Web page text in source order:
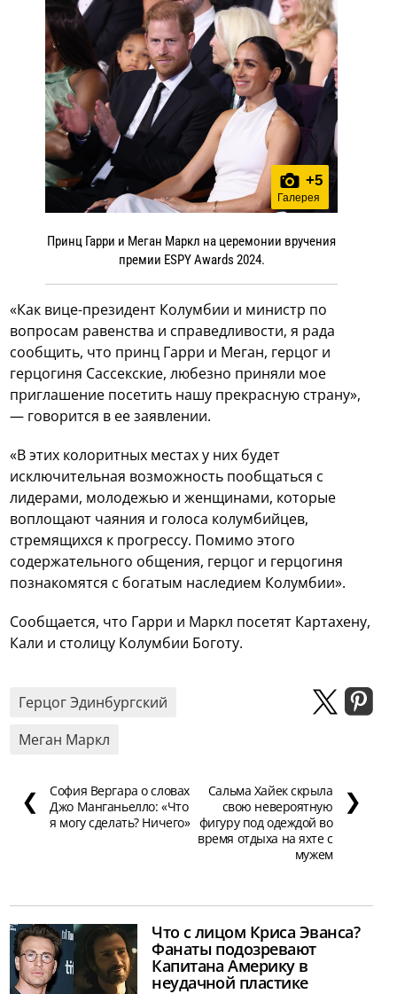
+5
Галерея
Принц Гарри и Меган Маркл на церемонии вручения
премии ESPY Awards 2024.
«Как вице-президент Колумбии и министр по
вопросам равенства и справедливости, я рада
сообщить, что принц Гарри и Меган, герцог и
герцогиня Сассекские, любезно приняли мое
приглашение посетить нашу прекрасную страну»,
— говорится в ее заявлении.
«В этих колоритных местах у них будет
исключительная возможность пообщаться с
лидерами, молодежью и женщинами, которые
воплощают чаяния и голоса колумбийцев,
стремящихся к прогрессу. Помимо этого
содержательного общения, герцог и герцогиня
познакомятся с богатым наследием Колумбии».
Сообщается, что Гарри и Маркл посетят Картахену,
Кали и столицу Колумбии Боготу.
Герцог Эдинбургский
Меган Маркл
❮
София Вергара о словах
Джо Манганьелло: «Что
я могу сделать? Ничего»
Сальма Хайек скрыла
свою невероятную
фигуру под одеждой во
время отдыха на яхте с
мужем
❯
Что с лицом Криса Эванса?
Фанаты подозревают
Капитана Америку в
неудачной пластике